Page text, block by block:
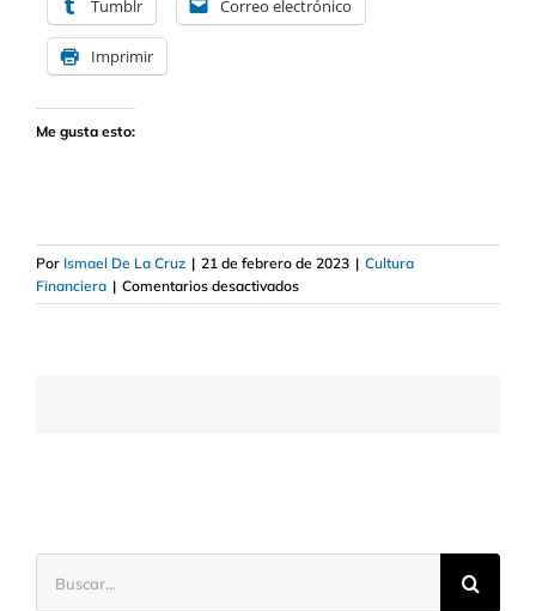
Tumblr Correo electrónico
Imprimir
Me gusta esto:
Por Ismael De La Cruz | 21 de febrero de 2023 | Cultura
Financiera | Comentarios desactivadosen
Cómo